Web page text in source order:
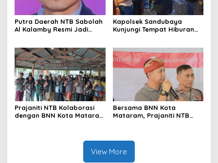
Putra Daerah NTB Sabolah
Al Kalamby Resmi Jadi
Kapolsek Sandubaya
Kunjungi Tempat Hiburan
Prajaniti NTB Kolaborasi
dengan BNN Kota Mataram
Bersama BNN Kota
Mataram, Prajaniti NTB
View More